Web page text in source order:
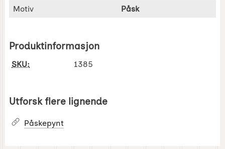
Tekniske data/attributter for dette produktet
Attributt
Motiv Påsk
Produktinformasjon
SKU: 1385
Utforsk flere lignende
Påskepynt